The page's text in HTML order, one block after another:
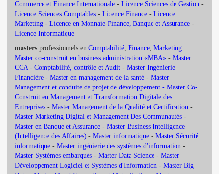
Commerce et Finance Internationale - Licence Sciences de Gestion -
Licence Sciences Comptables - Licence Finance - Licence
Marketing - Licence en Monnaie-Finance, Banque et Assurance -
Licence Informatique
masters professionnels en Comptabilité, Finance, Marketing.. :
Master co-construit en business administration «MBA» - Master
CCA - Comptabilité, contrôle et Audit - Master Ingénierie
Financière - Master en management de la santé - Master
Management et conduite de projet de développement - Master Co-
Construit en Management et Transformation Digitale des
Entreprises - Master Management de la Qualité et Certification -
Master Marketing Digital et Management Des Communautés -
Master en Banque et Assurance - Master Business Intelligence
(Intelligence des Affaires) - Master informatique - Master Sécurité
informatique - Master ingénierie des systèmes d'information -
Master Systèmes embarqués - Master Data Science - Master
Développement Logiciel et Systèmes d'Information - Master Big